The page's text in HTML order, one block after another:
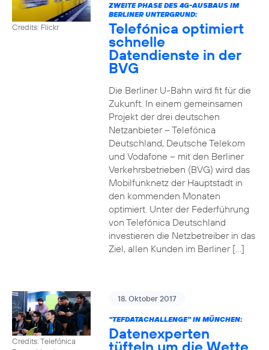
Credits: Flickr
ZWEITE PHASE DES 4G-AUSBAUS IM
BERLINER UNTERGRUND:
Telefónica optimiert
schnelle
Datendienste in der
BVG
Die Berliner U-Bahn wird fit für die
Zukunft. In einem gemeinsamen
Projekt der drei deutschen
Netzanbieter – Telefónica
Deutschland, Deutsche Telekom
und Vodafone – mit den Berliner
Verkehrsbetrieben (BVG) wird das
Mobilfunknetz der Hauptstadt in
den kommenden Monaten
optimiert. Unter der Federführung
von Telefónica Deutschland
investieren die Netzbetreiber in das
Ziel, allen Kunden im Berliner […]
Credits: Telefónica
18. Oktober 2017
"TEFDATACHALLENGE" IN MÜNCHEN:
Datenexperten
tüfteln um die Wette